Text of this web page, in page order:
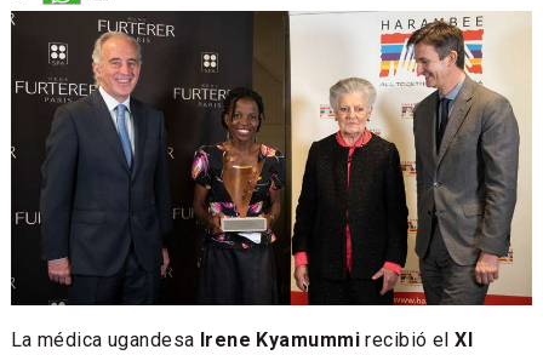
La médica ugandesa Irene Kyamummirecibió elXI